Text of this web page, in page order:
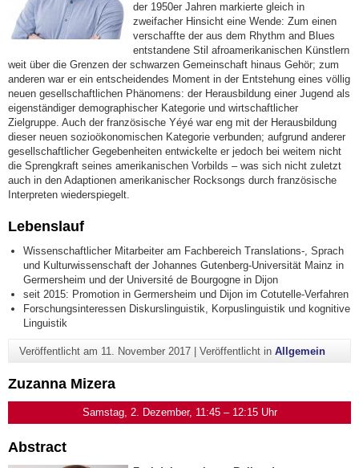
der 1950er Jahren markierte gleich in
zweifacher Hinsicht eine Wende: Zum einen
verschaffte der aus dem Rhythm and Blues
entstandene Stil afroamerikanischen Künstlern
weit über die Grenzen der schwarzen Gemeinschaft hinaus Gehör; zum
anderen war er ein entscheidendes Moment in der Entstehung eines völlig
neuen gesellschaftlichen Phänomens: der Herausbildung einer Jugend als
eigenständiger demographischer Kategorie und wirtschaftlicher
Zielgruppe. Auch der französische Yéyé war eng mit der Herausbildung
dieser neuen sozioökonomischen Kategorie verbunden; aufgrund anderer
gesellschaftlicher Gegebenheiten entwickelte er jedoch bei weitem nicht
die Sprengkraft seines amerikanischen Vorbilds – was sich nicht zuletzt
auch in den Adaptionen amerikanischer Rocksongs durch französische
Interpreten wiederspiegelt.
Lebenslauf
Wissenschaftlicher Mitarbeiter am Fachbereich Translations-, Sprach
und Kulturwissenschaft der Johannes Gutenberg-Universität Mainz in
Germersheim und der Université de Bourgogne in Dijon
seit 2015: Promotion in Germersheim und Dijon im Cotutelle-Verfahren
Forschungsinteressen Diskurslinguistik, Korpuslinguistik und kognitive
Linguistik
Veröffentlicht am 11. November 2017| Veröffentlicht in Allgemein
Zuzanna Mizera
Samstag, 2. Dezember, 11:45 – 12:15 Uhr
Abstract